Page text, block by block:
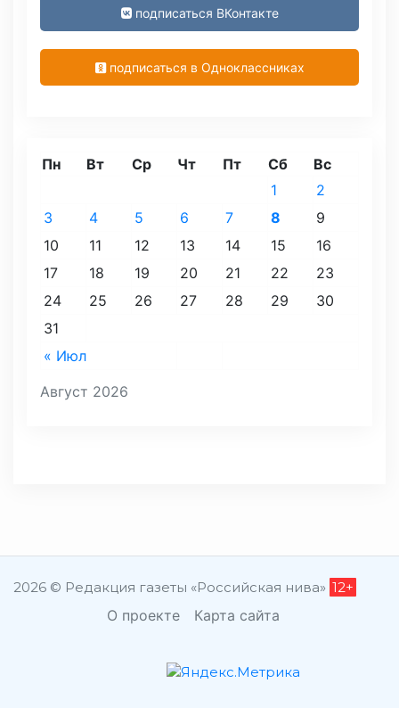
подписаться ВКонтакте
подписаться в Одноклассниках
Август 2026
Пн Вт Ср Чт Пт Сб Вс
« Июл
1
2
3
4 5 6 7 8
9
10
11 12 13 14 15
16
17
18 19 20 21 22
23
24
25 26 27 28 29
30
31
2026 © Редакция газеты «Российская нива» 12+
О проекте Карта сайта